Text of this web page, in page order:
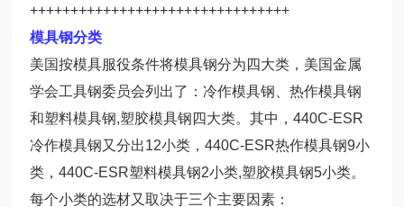
++++++++++++++++++++++++++++++++
模具钢分类
美国按模具服役条件将模具钢分为四大类，美国金属
学会工具钢委员会列出了：冷作模具钢、热作模具钢
和塑料模具钢,塑胶模具钢四大类。其中，440C-ESR
冷作模具钢又分出12小类，440C-ESR热作模具钢9小
类，440C-ESR塑料模具钢2小类,塑胶模具钢5小类。
每个小类的选材又取决于三个主要因素：